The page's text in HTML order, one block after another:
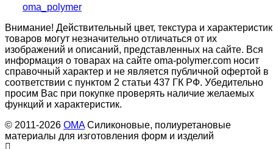
oma_polymer
Внимание! Действительный цвет, текстура и
товаров могут незначительно отличаться от их
изображений и описаний, представленных на сайте. Вся
информация о товарах на сайте oma-polymer.com носит
справочный характер и не является публичной офертой в
соответствии с пунктом 2 статьи 437 ГК РФ. Убедительно
просим Вас при покупке проверять наличие желаемых
функций и характеристик.
© 2011-2026 OMAСиликоновые, полиуретановые
материалы для изготовления форм и изделий